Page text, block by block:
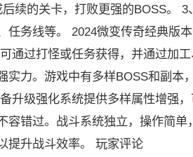
续的关卡，打败更强的BOSS。
任务线等。 2024微变传奇经典版
通过打怪或任务获得，并通过加
实力。游戏中有多样BOSS和副本
升级强化系统提供多样属性增强
容错过。战斗系统独立，操作简单
提升战斗效率。 玩家评论